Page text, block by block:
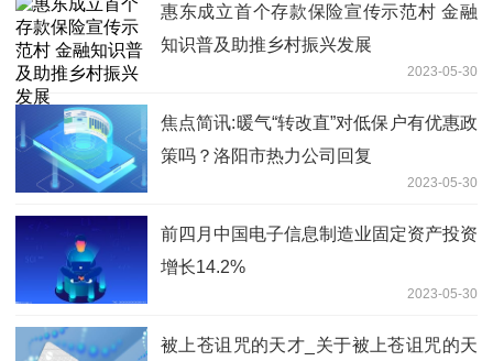
惠东成立首个存款保险宣传示范村 金融
知识普及助推乡村振兴发展
2023-05-30
焦点简讯:暖气“转改直”对低保户有优惠政
策吗？洛阳市热力公司回复
2023-05-30
前四月中国电子信息制造业固定资产投资
增长14.2%
2023-05-30
被上苍诅咒的天才_关于被上苍诅咒的天